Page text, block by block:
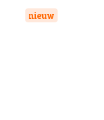
nieuw